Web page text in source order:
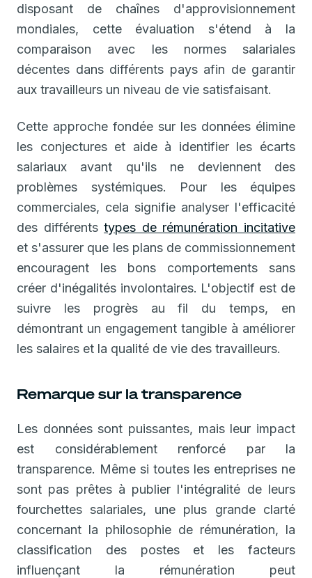
disposant de chaînes d'approvisionnement
mondiales, cette évaluation s'étend à la
comparaison avec les normes salariales
décentes dans différents pays afin de garantir
aux travailleurs un niveau de vie satisfaisant.
Cette approche fondée sur les données élimine
les conjectures et aide à identifier les écarts
salariaux avant qu'ils ne deviennent des
problèmes systémiques. Pour les équipes
commerciales, cela signifie analyser l'efficacité
des différentstypes de rémunération incitative
et s'assurer que les plans de commissionnement
encouragent les bons comportements sans
créer d'inégalités involontaires. L'objectif est de
suivre les progrès au fil du temps, en
démontrant un engagement tangible à améliorer
les salaires et la qualité de vie des travailleurs.
Remarque sur la transparence
Les données sont puissantes, mais leur impact
est considérablement renforcé par la
transparence. Même si toutes les entreprises ne
sont pas prêtes à publier l'intégralité de leurs
fourchettes salariales, une plus grande clarté
concernant la philosophie de rémunération, la
classification des postes et les facteurs
influençant la rémunération peut